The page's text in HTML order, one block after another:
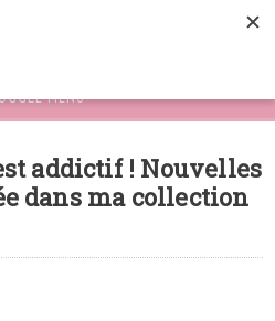
MENU
addictif ! Nouvelles
dans ma collection